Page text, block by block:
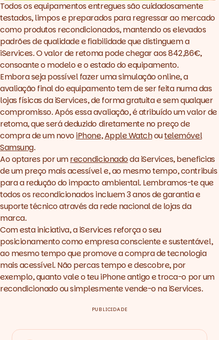
Todos os equipamentos entregues são cuidadosamente
testados, limpos e preparados para regressar ao mercado
como produtos recondicionados, mantendo os elevados
padrões de qualidade e fiabilidade que distinguem a
iServices. O valor de retoma pode chegar aos 842,86€,
consoante o modelo e o estado do equipamento.
Embora seja possível fazer uma simulação online, a
avaliação final do equipamento tem de ser feita numa das
lojas físicas da iServices, de forma gratuita e sem qualquer
compromisso. Após essa avaliação, é atribuído um valor de
retoma, que será deduzido diretamente no preço de
compra de um novoiPhone,Apple Watchoutelemóvel
Samsung.
Ao optares por umrecondicionadoda iServices, beneficias
de um preço mais acessível e, ao mesmo tempo, contribuis
para a redução do impacto ambiental. Lembramos-te que
todos os recondicionados incluem 3 anos de garantia e
suporte técnico através da rede nacional de lojas da
marca.
Com esta iniciativa, a iServices reforça o seu
posicionamento como empresa consciente e sustentável,
ao mesmo tempo que promove a compra de tecnologia
mais acessível. Não percas tempo e descobre, por
exemplo, quanto vale o teu iPhone antigo e troca-o por um
recondicionado ou simplesmente vende-o na iServices.
PUBLICIDADE